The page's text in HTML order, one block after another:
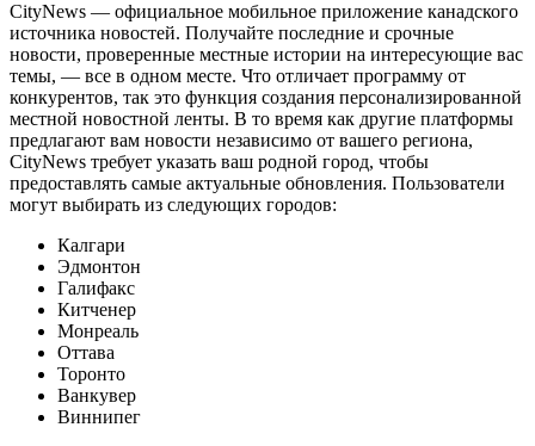
CityNews — официальное мобильное приложение канадского
источника новостей. Получайте последние и срочные
новости, проверенные местные истории на интересующие вас
темы, — все в одном месте. Что отличает программу от
конкурентов, так это функция создания персонализированной
местной новостной ленты. В то время как другие платформы
предлагают вам новости независимо от вашего региона,
CityNews требует указать ваш родной город, чтобы
предоставлять самые актуальные обновления. Пользователи
могут выбирать из следующих городов:
Калгари
Эдмонтон
Галифакс
Китченер
Монреаль
Оттава
Торонто
Ванкувер
Виннипег